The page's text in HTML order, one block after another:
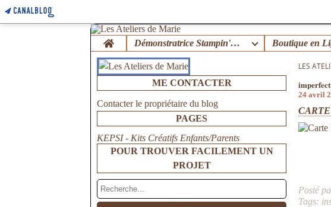
Home Démonstratrice Stampin'Up ! Boutique en
ME CONTACTER
Contacter le propriétaire du blog
PAGES
KEPSI - Kits Créatifs Enfants/Parents
POUR TROUVER FACILEMENT UN
PROJET
LES
24 avril
Posté
Tags: